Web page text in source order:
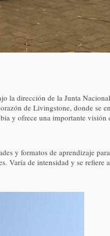
la dirección de la Junta
de Livingstone, donde se
y ofrece una importante
y formatos de aprendizaje
Varía de intensidad y se refiere